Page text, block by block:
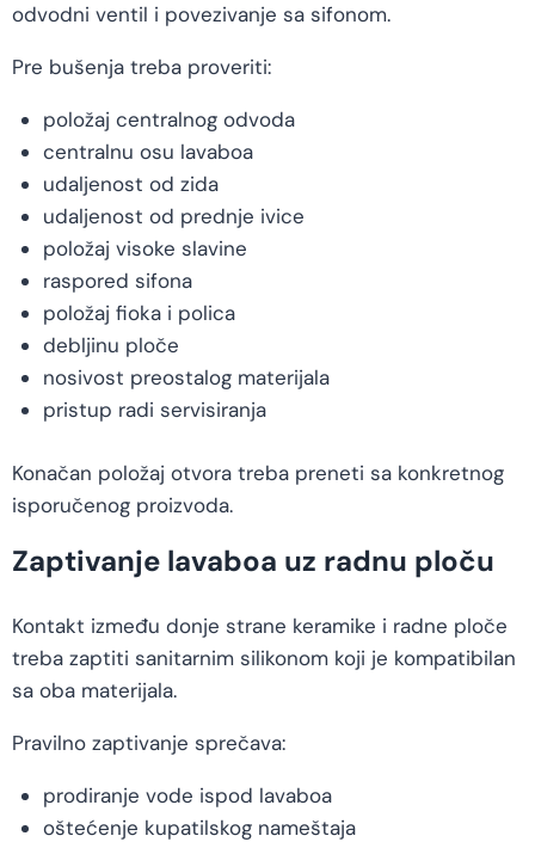
odvodni ventil i povezivanje sa sifonom.
Pre bušenja treba proveriti:
položaj centralnog odvoda
centralnu osu lavaboa
udaljenost od zida
udaljenost od prednje ivice
položaj visoke slavine
raspored sifona
položaj fioka i polica
debljinu ploče
nosivost preostalog materijala
pristup radi servisiranja
Konačan položaj otvora treba preneti sa konkretnog
isporučenog proizvoda.
Zaptivanje lavaboa uz radnu ploču
Kontakt između donje strane keramike i radne ploče
treba zaptiti sanitarnim silikonom koji je kompatibilan
sa oba materijala.
Pravilno zaptivanje sprečava:
prodiranje vode ispod lavaboa
oštećenje kupatilskog nameštaja